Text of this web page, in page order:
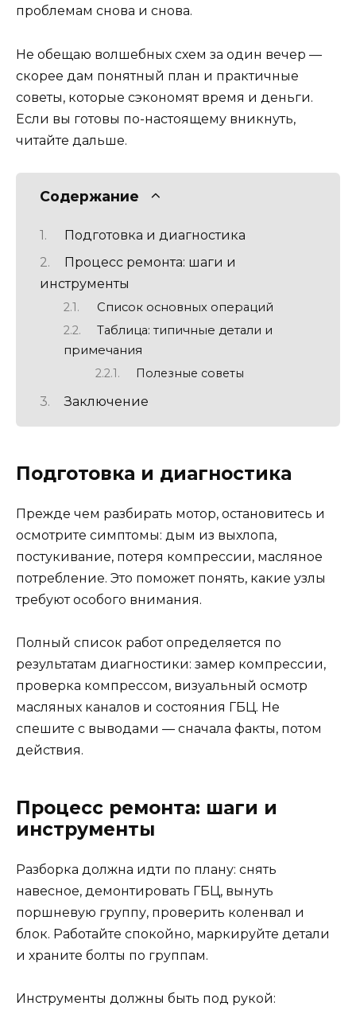
проблемам снова и снова.
Не обещаю волшебных схем за один вечер —
скорее дам понятный план и практичные
советы, которые сэкономят время и деньги.
Если вы готовы по-настоящему вникнуть,
читайте дальше.
Содержание
Подготовка и диагностика
Процесс ремонта: шаги и
инструменты
Список основных операций
Таблица: типичные детали и
примечания
Полезные советы
Заключение
Подготовка и диагностика
Прежде чем разбирать мотор, остановитесь и
осмотрите симптомы: дым из выхлопа,
постукивание, потеря компрессии, масляное
потребление. Это поможет понять, какие узлы
требуют особого внимания.
Полный список работ определяется по
результатам диагностики: замер компрессии,
проверка компрессом, визуальный осмотр
масляных каналов и состояния ГБЦ. Не
спешите с выводами — сначала факты, потом
действия.
Процесс ремонта: шаги и
инструменты
Разборка должна идти по плану: снять
навесное, демонтировать ГБЦ, вынуть
поршневую группу, проверить коленвал и
блок. Работайте спокойно, маркируйте детали
и храните болты по группам.
Инструменты должны быть под рукой: